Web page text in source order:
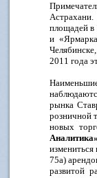
площадей
и
2011 года
рынка
розничной
новых
измениться
75а)
развитой